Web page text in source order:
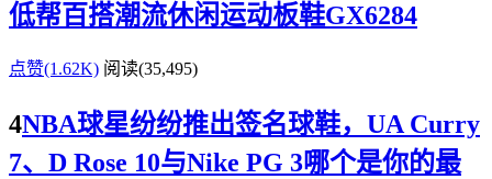
低帮百搭潮流休闲运动板鞋GX6284
点赞(1.62K) 阅读(35,495)
4NBA球星纷纷推出签名球鞋，UA Curry
7、D Rose 10与Nike PG 3哪个是你的最